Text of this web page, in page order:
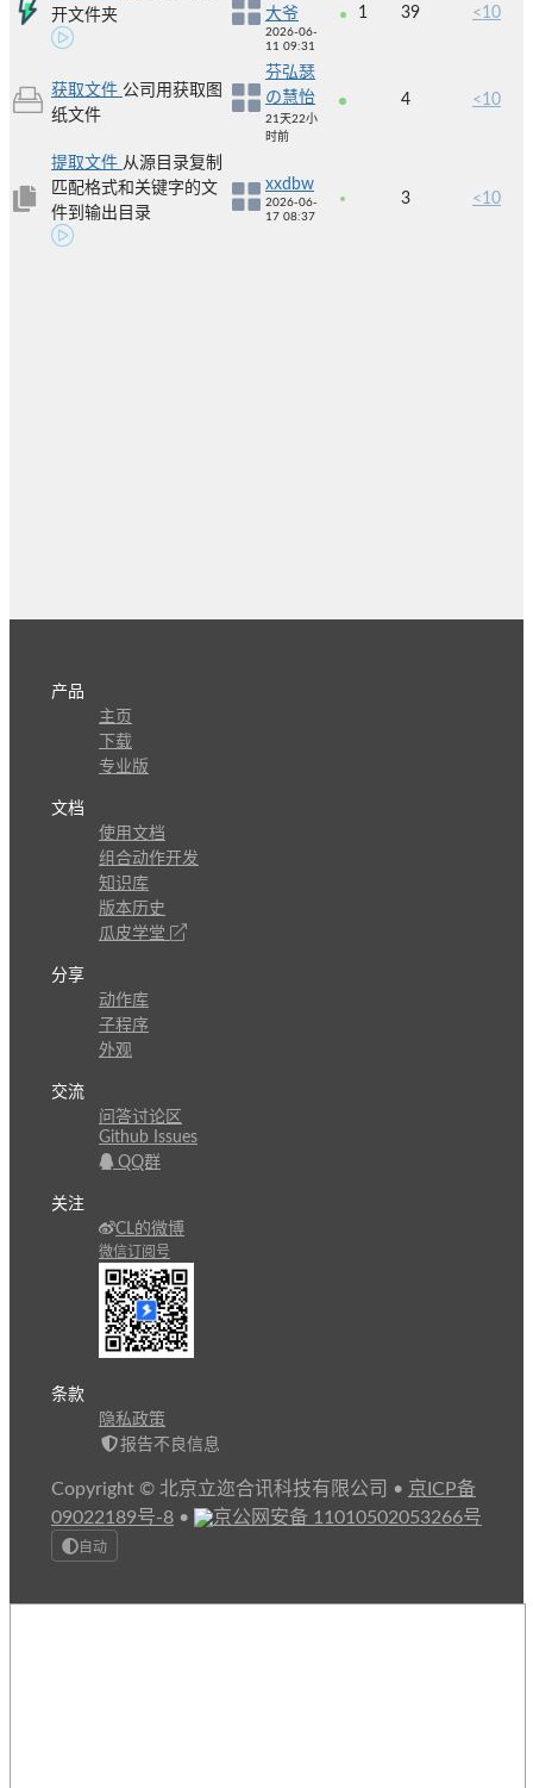
开文件夹
大爷
2026-06-
11 09:31
1 39 <10
获取文件 公司用获取图
纸文件
芬弘瑟
の慧怡
21天22小
时前
4 <10
提取文件 从源目录复制
匹配格式和关键字的文
件到输出目录
xxdbw
2026-06-
17 08:37
3 <10
产品
主页
下载
专业版
文档
使用文档
组合动作开发
知识库
版本历史
瓜皮学堂
分享
动作库
子程序
外观
交流
问答讨论区
Github Issues
QQ群
关注
CL的微博
微信订阅号
条款
隐私政策
报告不良信息
Copyright © 北京立迩合讯科技有限公司 • 京ICP备
09022189号-8 • 京公网安备 11010502053266号
自动